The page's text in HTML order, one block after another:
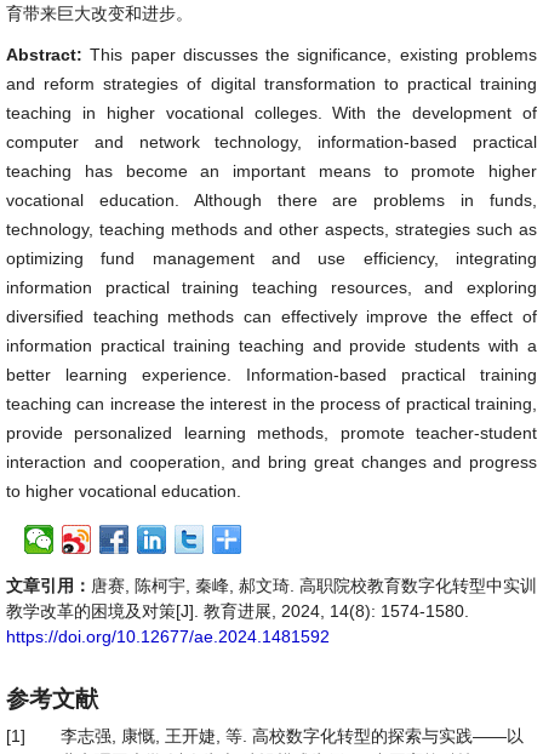
育带来巨大改变和进步。
Abstract:This paper discusses the significance, existing problems
and reform strategies of digital transformation to practical training
teaching in higher vocational colleges. With the development of
computer and network technology, information-based practical
teaching has become an important means to promote higher
vocational education. Although there are problems in funds,
technology, teaching methods and other aspects, strategies such as
optimizing fund management and use efficiency, integrating
information practical training teaching resources, and exploring
diversified teaching methods can effectively improve the effect of
information practical training teaching and provide students with a
better learning experience. Information-based practical training
teaching can increase the interest in the process of practical training,
provide personalized learning methods, promote teacher-student
interaction and cooperation, and bring great changes and progress
to higher vocational education.
文章引用： 唐赛, 陈柯宇, 秦峰, 郝文琦. 高职院校教育数字化转型中实训
教学改革的困境及对策[J]. 教育进展, 2024, 14(8): 1574-1580.
https://doi.org/10.12677/ae.2024.1481592
参考文献
[1]
李志强, 康慨, 王开婕, 等. 高校数字化转型的探索与实践——以